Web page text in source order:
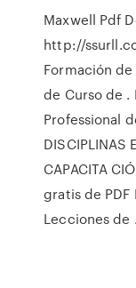
Maxwell Pdf
http://
Formación
de Curso de .
Professional
DISCIPLINAS
CAPACITA
gratis de PDF
Lecciones de